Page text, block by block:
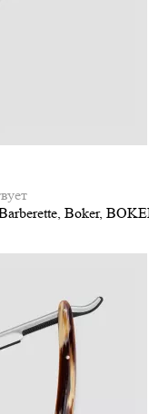
Boker,